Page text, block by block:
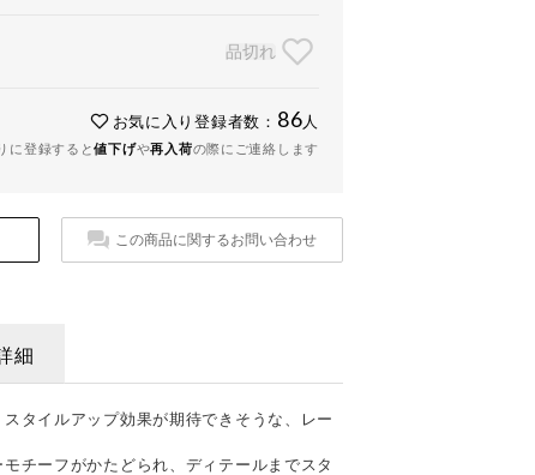
品切れ
お気に入り登録者数： 86 人
に登録すると値下げや再入荷の際にご連絡します
この商品に関するお問い合わせ
細
タイルアップ効果が期待できそうな、レー
チーフがかたどられ、ディテールまでスタ